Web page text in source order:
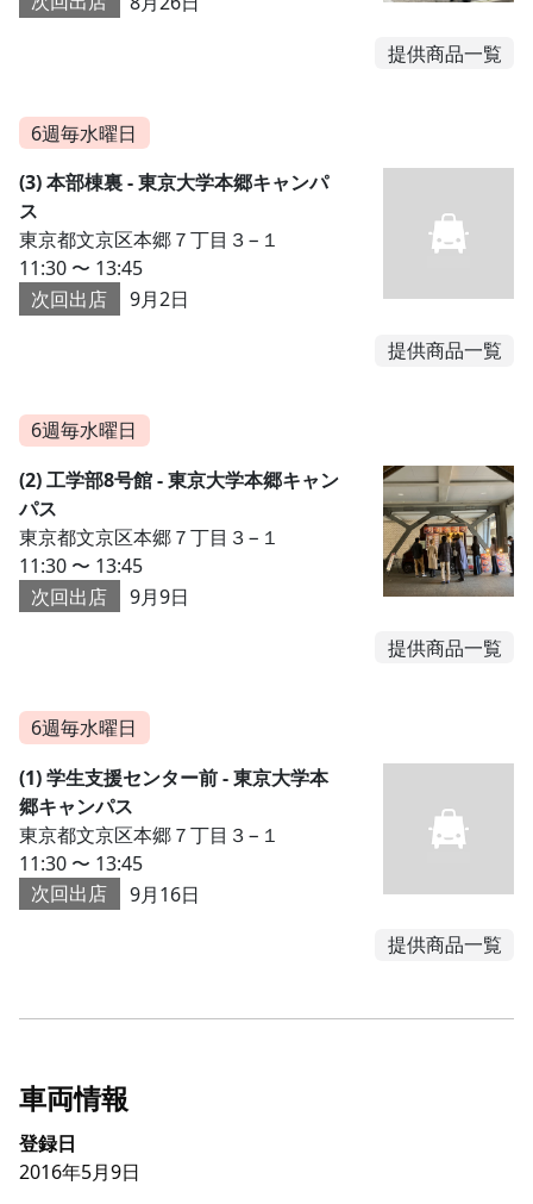
提供商品一覧
6週毎水曜日
(3) 本部棟裏 - 東京大学本郷キャンパ
ス
東京都文京区本郷７丁目３−１
11:30 〜 13:45
次回出店
9月2日
提供商品一覧
6週毎水曜日
(2) 工学部8号館 - 東京大学本郷キャン
パス
東京都文京区本郷７丁目３−１
11:30 〜 13:45
次回出店
9月9日
提供商品一覧
6週毎水曜日
(1) 学生支援センター前 - 東京大学本
郷キャンパス
東京都文京区本郷７丁目３−１
11:30 〜 13:45
次回出店
9月16日
提供商品一覧
車両情報
登録日
2016年5月9日